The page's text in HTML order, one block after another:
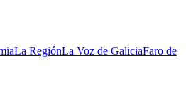
La RegiónLa Voz de GaliciaFaro de